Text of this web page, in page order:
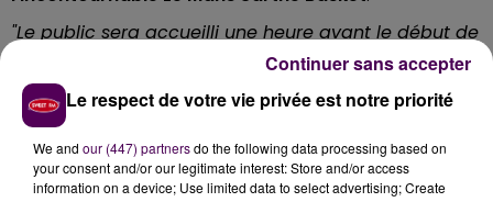
"Le public sera accueilli une heure avant le début de
précisent les organisateurs, qui fixent
à7 euros le tarif pour un duel
deux matches". Billets réservables sur le site internet
restaurer sur place, dans la salle Madeleine-Marie.
Le respect de votre vie privée est notre priorité
We and our (447) partnersdo the following data processing based on
your consent and/or our legitimate interest: Store and/or access
information on a device; Use limited data to select advertising; Create
Continuer sans accepter